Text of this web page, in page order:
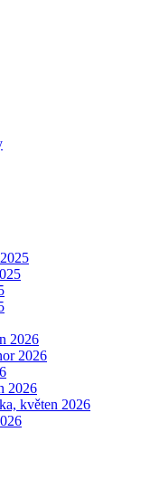
2026
2026
2026
květen 2026